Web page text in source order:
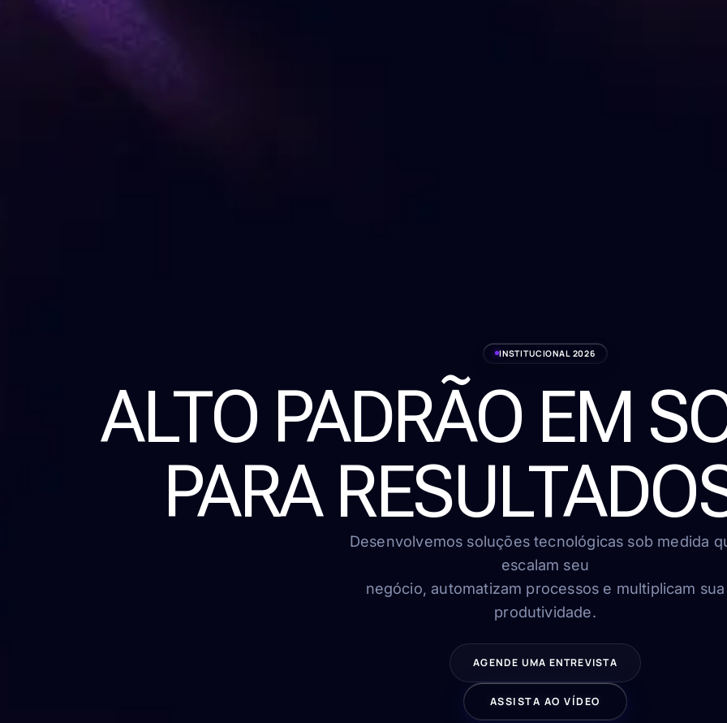
INSTITUCIONAL 2026
ALTO PADRÃO EM
PARA
Desenvolvemos soluções tecnológicas sob medida
escalam seu
negócio, automatizam processos e multiplicam sua
produtividade.
AGENDE UMA ENTREVISTA
ASSISTA AO VÍDEO